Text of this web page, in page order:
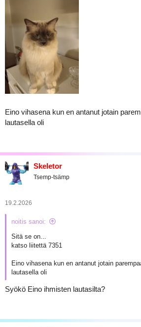
Eino vihasena kun en antanut jotain
lautasella oli
Skeletor
Tsemp-tsämp
19.2.2026
noitis sanoi:
Sitä se on...
katso liitettä 7351
Eino vihasena kun en antanut jotain
lautasella oli
Syökö Eino ihmisten lautasilta?